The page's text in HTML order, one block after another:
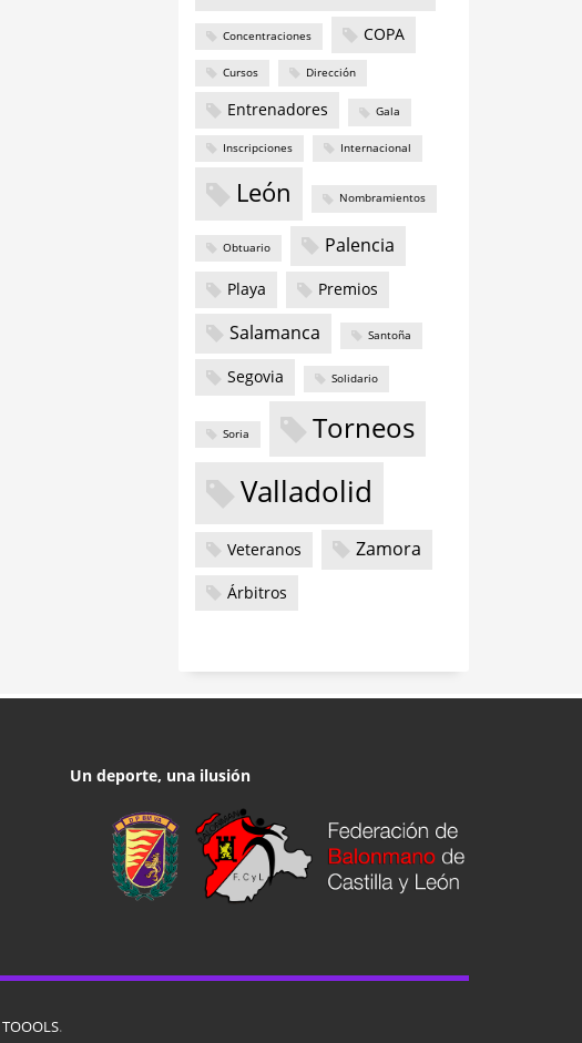
Concentraciones COPA
Cursos Dirección
Entrenadores Gala
Inscripciones Internacional
León Nombramientos
Obtuario Palencia
Playa Premios
Salamanca Santoña
Segovia Solidario
Soria Torneos
Valladolid
Veteranos Zamora
Árbitros
Un deporte, una ilusión
TOOOLS.